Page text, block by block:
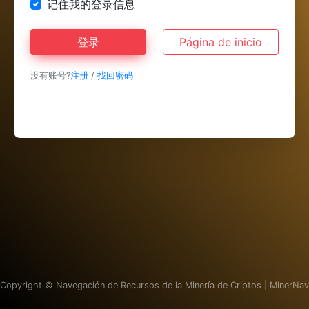
记住我的登录信息
登录 Página de inicio
没有账号?注册 / 找回密码
Copyright © Navegación de Recursos de la Minería de Criptos | MinerNav